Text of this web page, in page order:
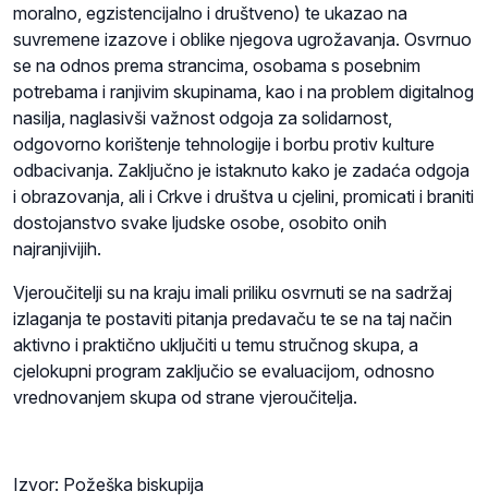
moralno, egzistencijalno i društveno) te ukazao na
suvremene izazove i oblike njegova ugrožavanja. Osvrnuo
se na odnos prema strancima, osobama s posebnim
potrebama i ranjivim skupinama, kao i na problem digitalnog
nasilja, naglasivši važnost odgoja za solidarnost,
odgovorno korištenje tehnologije i borbu protiv kulture
odbacivanja. Zaključno je istaknuto kako je zadaća odgoja
i obrazovanja, ali i Crkve i društva u cjelini, promicati i braniti
dostojanstvo svake ljudske osobe, osobito onih
najranjivijih.
Vjeroučitelji su na kraju imali priliku osvrnuti se na sadržaj
izlaganja te postaviti pitanja predavaču te se na taj način
aktivno i praktično uključiti u temu stručnog skupa, a
cjelokupni program zaključio se evaluacijom, odnosno
vrednovanjem skupa od strane vjeroučitelja.
Izvor: Požeška biskupija